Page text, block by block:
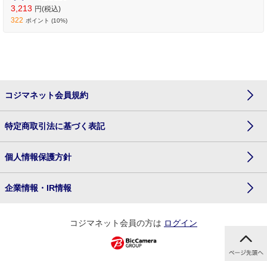
3,213 円(税込)
322 ポイント (10%)
コジマネット会員規約
特定商取引法に基づく表記
個人情報保護方針
企業情報・IR情報
コジマネット会員の方は ログイン